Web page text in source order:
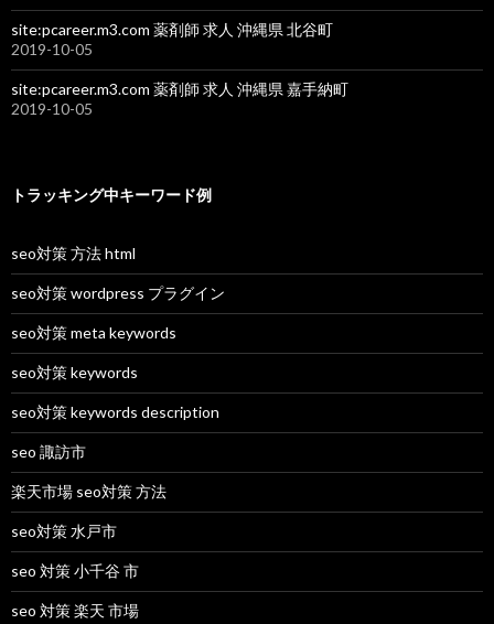
site:pcareer.m3.com 薬剤師 求人 沖縄県 北谷町
2019-10-05
site:pcareer.m3.com 薬剤師 求人 沖縄県 嘉手納町
2019-10-05
トラッキング中キーワード例
seo対策 方法 html
seo対策 wordpress プラグイン
seo対策 meta keywords
seo対策 keywords
seo対策 keywords description
seo 諏訪市
楽天市場 seo対策 方法
seo対策 水戸市
seo 対策 小千谷 市
seo 対策 楽天 市場